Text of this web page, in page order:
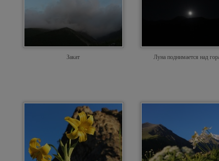
Закат Луна поднимается над